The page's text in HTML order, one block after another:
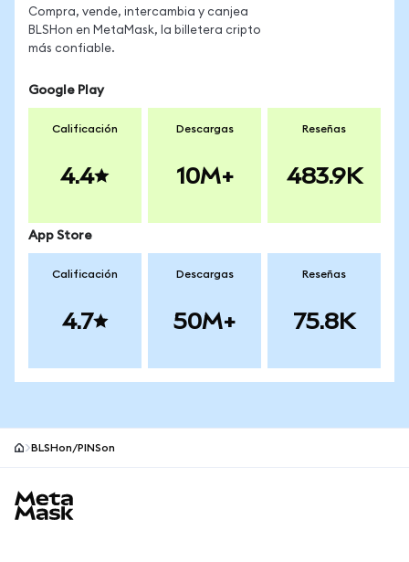
Compra, vende, intercambia y canjea
BLSHon en MetaMask, la billetera cripto
más confiable.
Google Play
Calificación
4.4
Descargas
10M+
Reseñas
483.9K
App Store
Calificación
4.7
Descargas
50M+
Reseñas
75.8K
BLSHon/PINSon